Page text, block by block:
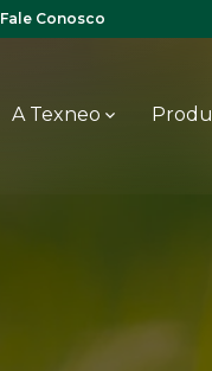
Fale Conosco
A Texneo